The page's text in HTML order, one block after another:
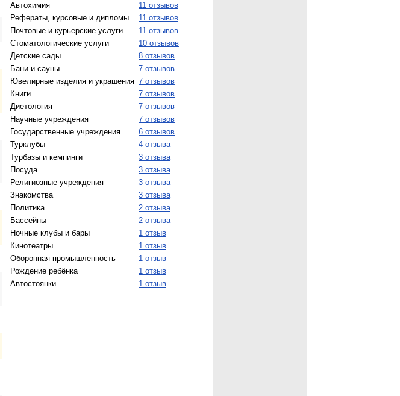
Автохимия
11 отзывов
Рефераты, курсовые и дипломы
11 отзывов
Почтовые и курьерские услуги
11 отзывов
Стоматологические услуги
10 отзывов
Детские сады
8 отзывов
Бани и сауны
7 отзывов
Ювелирные изделия и украшения 7 отзывов
Книги
7 отзывов
Диетология
7 отзывов
Научные учреждения
7 отзывов
Государственные учреждения
6 отзывов
Турклубы
4 отзыва
Турбазы и кемпинги
3 отзыва
Посуда
3 отзыва
Религиозные учреждения
3 отзыва
Знакомства
3 отзыва
Политика
2 отзыва
Бассейны
2 отзыва
Ночные клубы и бары
1 отзыв
Кинотеатры
1 отзыв
Оборонная промышленность
1 отзыв
Рождение ребёнка
1 отзыв
Автостоянки
1 отзыв